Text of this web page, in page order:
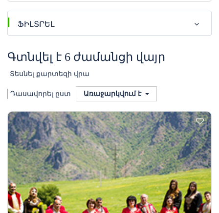
ՖԻԼՏՐԵԼ
Գտնվել է 6 ժամանցի վայր
Տեսնել քարտեզի վրա
Դասավորել ըստ Առաջարկվում է